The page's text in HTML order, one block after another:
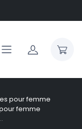
pour femme
femme